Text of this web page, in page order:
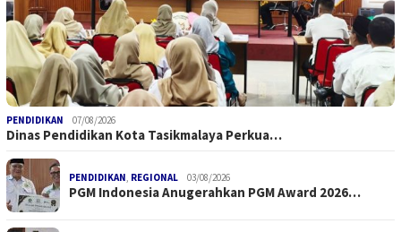
PENDIDIKAN 07/08/2026
Dinas Pendidikan Kota Tasikmalaya Perkua…
PENDIDIKAN REGIONAL 03/08/2026
PGM Indonesia Anugerahkan PGM Award 2026…